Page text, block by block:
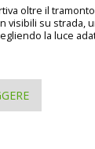
oltre il
visibili su strada,
la luce